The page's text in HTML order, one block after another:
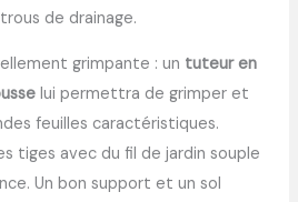
de drainage.
grimpante : un tuteur en
lui permettra de grimper et
feuilles caractéristiques.
tiges avec du fil de jardin souple
Un bon support et un sol